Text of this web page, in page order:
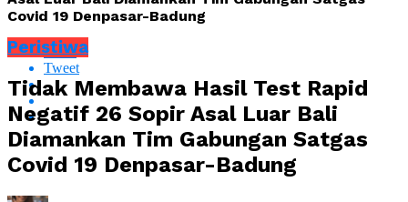
Covid 19 Denpasar-Badung
Share
Tweet
Peristiwa
Tidak Membawa Hasil Test Rapid
Negatif 26 Sopir Asal Luar Bali
Diamankan Tim Gabungan Satgas
Covid 19 Denpasar-Badung